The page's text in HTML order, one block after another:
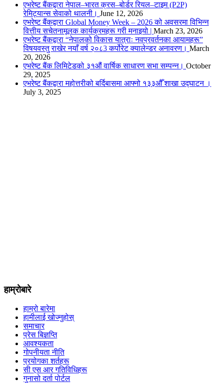
एभरेष्ट बैंकद्वारा नेपाल–भारत क्रस–बोर्डर रियल–टाइम (P2P)
रेमिट्यान्स सेवाको थालनी। June 12, 2026
एभरेष्ट बैंकद्वारा Global Money Week – 2026 को अवसरमा विभिन्न
वित्तीय सचेतनामूलक कार्यक्रमहरू गरी मनाइयो | March 23, 2026
एभरेष्ट बैंकद्वारा “नेपालको विकास यात्राः नवप्रवर्तनका आयामहरू”
विषयवस्तु राखेर नयाँ वर्ष २०८3 कर्पोरेट क्यालेन्डर अनावरण। March
20, 2026
एभरेष्ट बैंक लिमिटेडको ३१औं वार्षिक साधारण सभा सम्पन्न। October
29, 2025
एभरेष्ट बैंकद्वारा महोत्तरीको बर्दिबासमा आफ्नो १३३औँ शाखा उद्घाटन ।
July 3, 2025
हाम्रोबारे
हाम्रो बारेमा
हामीलाई खोज्नुहोस्
समाचार
प्रेस बिज्ञप्ति
आवश्यकता
गोपनीयता नीति
प्रयोगका शर्तहरू
सी एस आर गतिविधिहरू
गुनासो दर्ता पोर्टल